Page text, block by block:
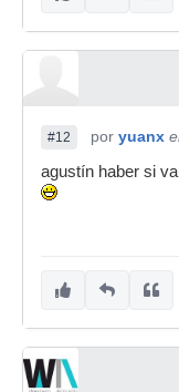
#12 por yuanx
agustín haber si